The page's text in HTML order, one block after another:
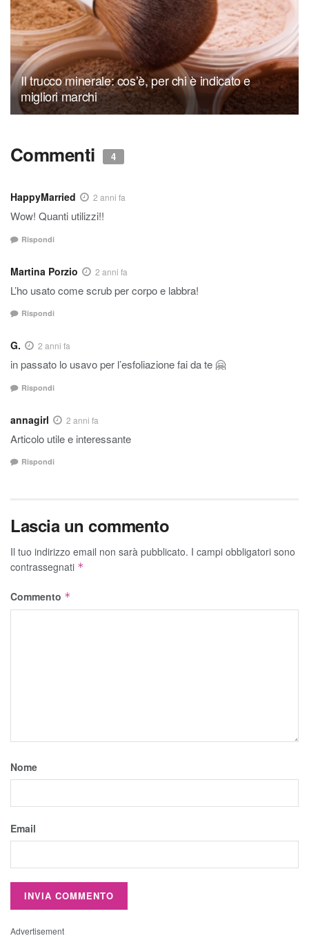
Il trucco minerale: cos’è, per chi è indicato e
migliori marchi
Commenti 4
HappyMarried 2 anni fa
Wow! Quanti utilizzi!!
Rispondi
Martina Porzio 2 anni fa
L’ho usato come scrub per corpo e labbra!
Rispondi
G. 2 anni fa
in passato lo usavo per l’esfoliazione fai da te 🤗
Rispondi
annagirl 2 anni fa
Articolo utile e interessante
Rispondi
Lascia un commento
Il tuo indirizzo email non sarà pubblicato. I campi obbligatori sono
contrassegnati *
Commento *
Nome
Email
Advertisement